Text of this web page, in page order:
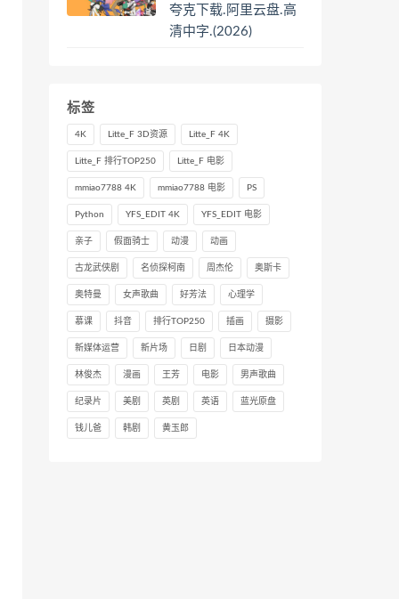
夸克下载.阿里云盘.高
清中字.(2026)
标签
4K Litte_F 3D资源 Litte_F 4K
Litte_F 排行TOP250 Litte_F 电影
mmiao7788 4K mmiao7788 电影 PS
Python YFS_EDIT 4K YFS_EDIT 电影
亲子 假面骑士 动漫 动画
古龙武侠剧 名侦探柯南 周杰伦 奥斯卡
奥特曼 女声歌曲 好芳法 心理学
慕课 抖音 排行TOP250 插画 摄影
新媒体运营 新片场 日剧 日本动漫
林俊杰 漫画 王芳 电影 男声歌曲
纪录片 美剧 英剧 英语 蓝光原盘
钱儿爸 韩剧 黄玉郎